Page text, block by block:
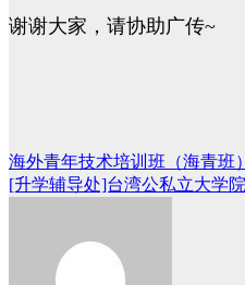
谢谢大家，请协助广传~
文
章
海外青年技术培训班（海青班）
[升学辅导处]台湾公私立大学